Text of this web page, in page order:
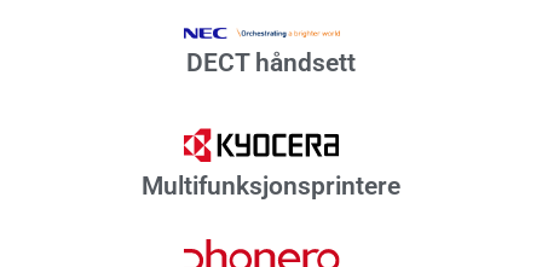
DECT håndsett
Multifunksjonsprintere